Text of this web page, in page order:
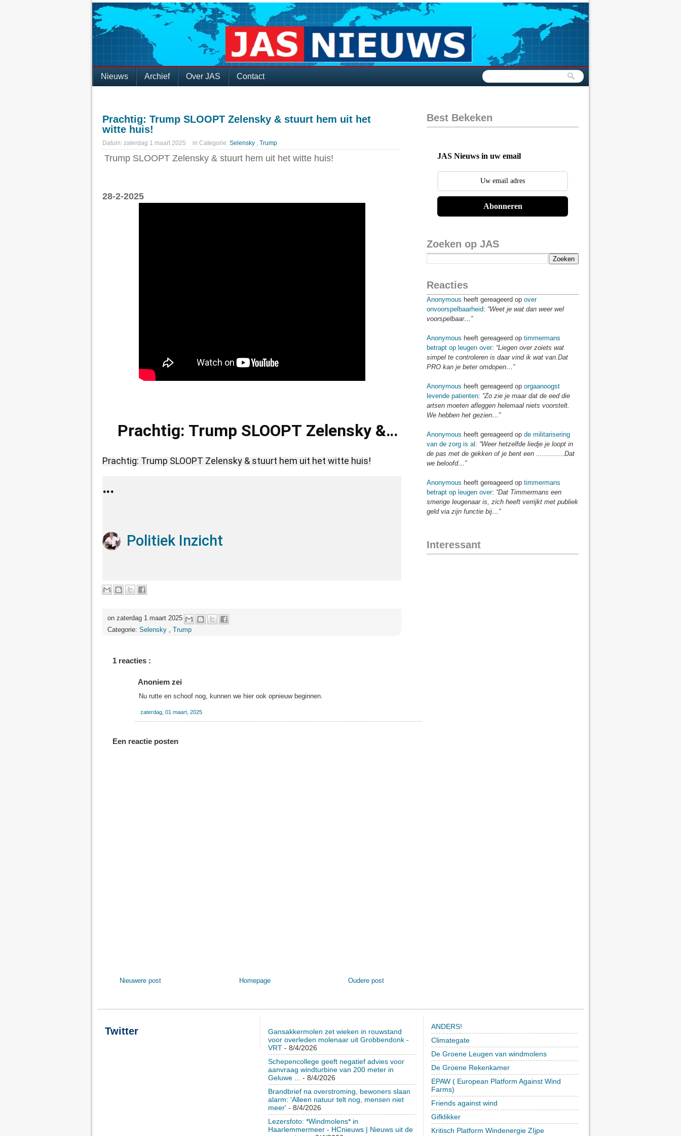
Nieuws Archief Over JAS Contact
Prachtig: Trump SLOOPT Zelensky & stuurt hem uit het
witte huis!
Datum: zaterdag 1 maart 2025 in Categorie: Selensky , Trump
Trump SLOOPT Zelensky & stuurt hem uit het witte huis!
28-2-2025
Prachtig: Trump SLOOPT Zelensky &
stuurt hem uit het witte huis!
Prachtig: Trump SLOOPT Zelensky & stuurt hem uit het witte huis!
Politiek Inzicht
on zaterdag 1 maart 2025
Categorie: Selensky , Trump
1 reacties :
Anoniem zei
Nu rutte en schoof nog, kunnen we hier ook opnieuw beginnen.
zaterdag, 01 maart, 2025
Een reactie posten
Nieuwere post Oudere post
Homepage
Best Bekeken
JAS Nieuws in uw email
Abonneren
Zoeken op JAS
Reacties
Anonymous heeft gereageerd op over
onvoorspelbaarheid: “Weet je wat dan weer wel
voorspelbaar…”
Anonymous heeft gereageerd op timmermans
betrapt op leugen over: “Liegen over zoiets wat
simpel te controleren is daar vind ik wat van.Dat
PRO kan je beter omdopen…”
Anonymous heeft gereageerd op orgaanoogst
levende patienten: “Zo zie je maar dat de eed die
artsen moeten afleggen helemaal niets voorstelt.
We hebben het gezien…”
Anonymous heeft gereageerd op de militarisering
van de zorg is al : “Weer hetzelfde liedje je loopt in
de pas met de gekken of je bent een ..............Dat
we beloofd…”
Anonymous heeft gereageerd op timmermans
betrapt op leugen over: “Dat Timmermans een
smerige leugenaar is, zich heeft verrijkt met publiek
geld via zijn functie bij…”
Interessant
Twitter
Gansakkermolen zet wieken in rouwstand
voor overleden molenaar uit Grobbendonk -
VRT- 8/4/2026
Schepencollege geeft negatief advies voor
aanvraag windturbine van 200 meter in
Geluwe ...
- 8/4/2026
Brandbrief na overstroming, bewoners slaan
alarm: 'Alleen natuur telt nog, mensen niet
meer' - 8/4/2026
Lezersfoto: *Windmolens* in
Haarlemmermeer - HCnieuws | Nieuws uit de
ANDERS!
Climategate
De Groene Leugen van windmolens
De Groene Rekenkamer
EPAW ( European Platform Against Wind
Farms)
Friends against wind
Gifklikker
Kritisch Platform Windenergie ZIjpe